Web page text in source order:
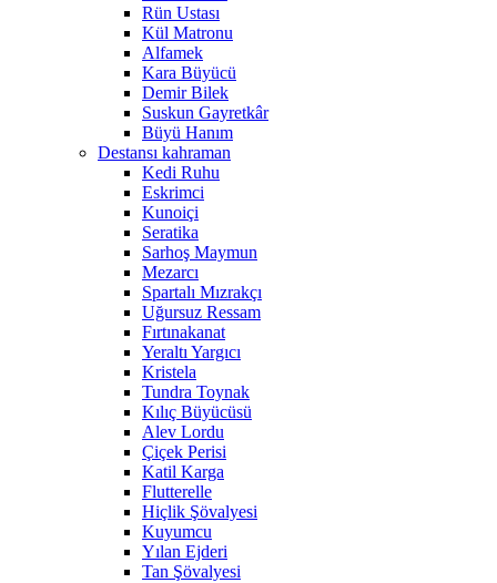
Rün Ustası
Kül Matronu
Alfamek
Kara Büyücü
Demir Bilek
Suskun Gayretkâr
Büyü Hanım
Destansı kahraman
Kedi Ruhu
Eskrimci
Kunoiçi
Seratika
Sarhoş Maymun
Mezarcı
Spartalı Mızrakçı
Uğursuz Ressam
Fırtınakanat
Yeraltı Yargıcı
Kristela
Tundra Toynak
Kılıç Büyücüsü
Alev Lordu
Çiçek Perisi
Katil Karga
Flutterelle
Hiçlik Şövalyesi
Kuyumcu
Yılan Ejderi
Tan Şövalyesi